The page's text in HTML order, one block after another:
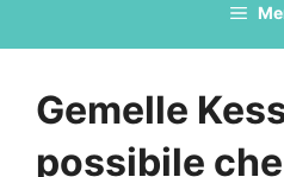
Gemelle
possibile